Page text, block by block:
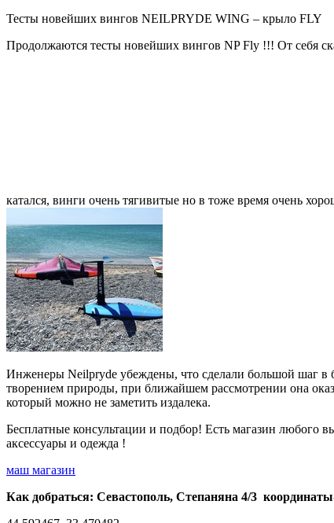
Тесты новейших вингов NEILPRYDE WING – крыло FLY
Продолжаются тесты новейших вингов NP Fly !!! От себя
катался, винги очень тягивитые но в тоже время очень
Инженеры Neilpryde убеждены, что сделали большой шаг в
творением природы, при ближайшем рассмотрении она
который можно не заметить издалека.
Бесплатные консультации и подбор! Есть магазин любого
аксессуары и одежда !
маш магазин
Как добраться: Севастополь, Степаняна 4/3